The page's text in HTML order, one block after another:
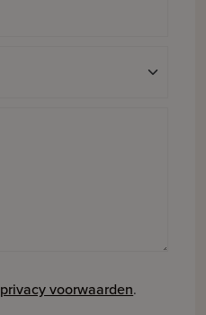
privacy voorwaarden.